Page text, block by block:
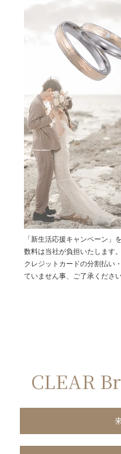
「新生活応援キャンペーン」
数料は当社が負担いたします。
クレジットカードの分割払い
ていません事、ご了承ください
CLEAR